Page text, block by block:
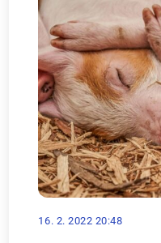
16. 2. 2022 20:48